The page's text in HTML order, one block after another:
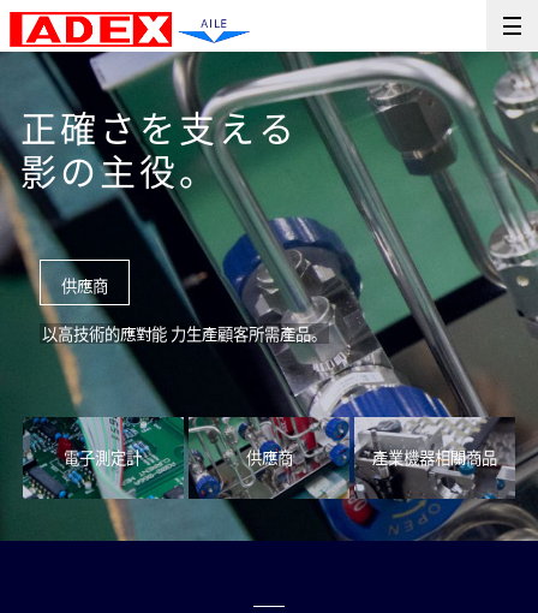
供應商
以高技術的應對能 力生產顧客所需產品。
電子測定計 供應商 產業機器相關商品
正確さを支える
影の主役。